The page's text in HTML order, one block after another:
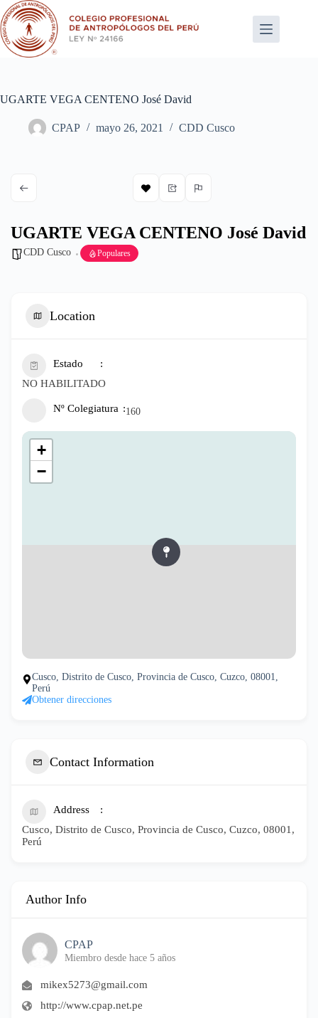
Saltar
al
contenido
UGARTE VEGA CENTENO José David
CPAP mayo 26, 2021 CDD Cusco
UGARTE VEGA CENTENO José David
CDD Cusco Populares
Location
Estado
NO HABILITADO
Nº Colegiatura 160
+
−
Cusco, Distrito de Cusco, Provincia de Cusco, Cuzco, 08001,
Perú
Obtener direcciones
Contact Information
Address
Cusco, Distrito de Cusco, Provincia de Cusco, Cuzco, 08001,
Perú
Author Info
CPAP
Miembro desde hace 5 años
mikex5273@gmail.com
http://www.cpap.net.pe